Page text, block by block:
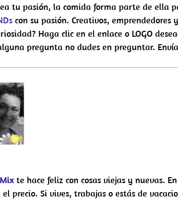
tu pasión, la comida forma parte de ella
con su pasión. Creativos, emprendedores
Haga clic en el enlace o LOGO
pregunta no dudes en preguntar.
Mix te hace feliz con cosas viejas y nuevas.
precio. Si vives, trabajas o estás de